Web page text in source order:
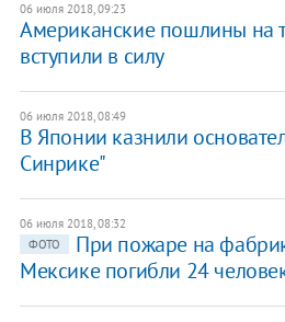
06 июля 2018, 09:23
Американские пошлины на
вступили в силу
06 июля 2018, 08:49
В Японии казнили
Синрике"
06 июля 2018, 08:32
ФОТО
При пожаре на
Мексике погибли 24